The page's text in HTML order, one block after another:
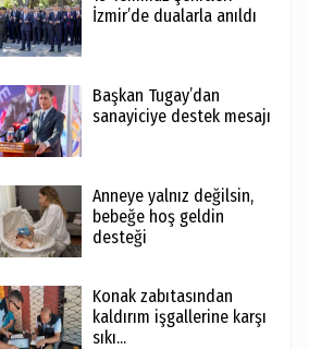
İzmir’de dualarla anıldı
Başkan Tugay’dan
sanayiciye destek mesajı
Anneye yalnız değilsin,
bebeğe hoş geldin
desteği
Konak zabıtasından
kaldırım işgallerine karşı
sıkı...